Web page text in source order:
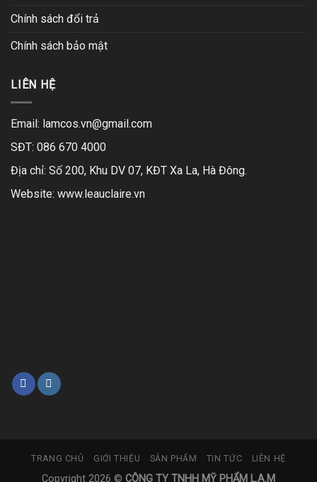
Chính sách đổi trả
Chính sách bảo mật
LIÊN HỆ
Email: lamcos.vn@gmail.com
SĐT: 086 670 4000
Địa chỉ: Số 200, Khu DV 07, KĐT Xa La, Hà Đông.
Website: www.leauclaire.vn
TRANG CHỦ GIỚI THIỆU SẢN PHẨM TIN TỨC LIÊN HỆ
Copyright 2026 © CÔNG TY TNHH MỸ PHẨM L.A.M